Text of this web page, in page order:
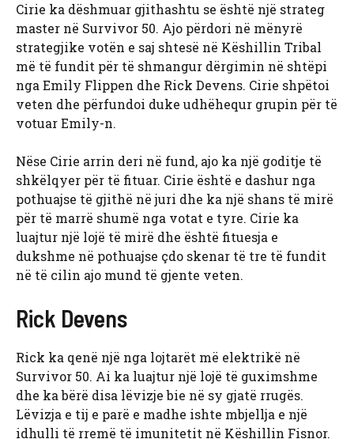
Cirie ka dëshmuar gjithashtu se është një strateg
master në Survivor 50. Ajo përdori në mënyrë
strategjike votën e saj shtesë në Këshillin Tribal
më të fundit për të shmangur dërgimin në shtëpi
nga Emily Flippen dhe Rick Devens. Cirie shpëtoi
veten dhe përfundoi duke udhëhequr grupin për të
votuar Emily-n.
Nëse Cirie arrin deri në fund, ajo ka një goditje të
shkëlqyer për të fituar. Cirie është e dashur nga
pothuajse të gjithë në juri dhe ka një shans të mirë
për të marrë shumë nga votat e tyre. Cirie ka
luajtur një lojë të mirë dhe është fituesja e
dukshme në pothuajse çdo skenar të tre të fundit
në të cilin ajo mund të gjente veten.
Rick Devens
Rick ka qenë një nga lojtarët më elektrikë në
Survivor 50. Ai ka luajtur një lojë të guximshme
dhe ka bërë disa lëvizje bie në sy gjatë rrugës.
Lëvizja e tij e parë e madhe ishte mbjellja e një
idhulli të rremë të imunitetit në Këshillin Fisnor.